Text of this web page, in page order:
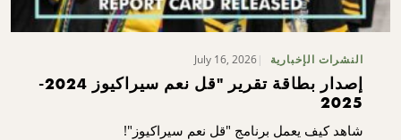
النشرات الإخبارية July 16, 2026
إصدار بطاقة تقرير "قل نعم سيراكيوز 2024-
2025
شاهد كيف يعمل برنامج "قل نعم سيراكيوز"!